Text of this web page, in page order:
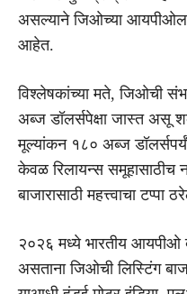
असल्याने जिओच्या आयपीओला
आहेत.
विश्लेषकांच्या मते, जिओची
अब्ज डॉलर्सपेक्षा जास्त असू
मूल्यांकन १८० अब्ज
केवळ रिलायन्स समूहासाठीच
बाजारासाठी महत्त्वाचा टप्पा
२०२६ मध्ये भारतीय आयपीओ
असताना जिओची लिस्टिंग